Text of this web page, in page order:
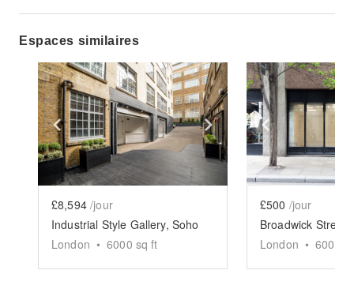
Espaces similaires
Show previous slide Show next slide
£8,594 /jour
Industrial Style Gallery, Soho
London • 6000 sq ft
Show
£500 /jour
London • 600